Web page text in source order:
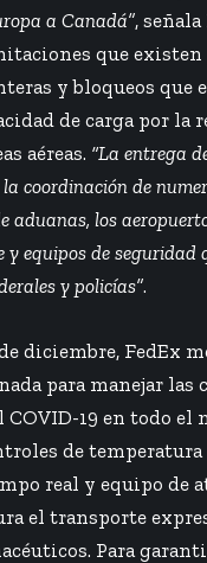
a Canadá”, señala
que existen
y bloqueos que
de carga por la
aéreas. “La entrega
coordinación de
aduanas, los
equipos de seguridad
y policías”.
diciembre, FedEx
para manejar las
COVID-19 en todo el
de temperatura
real y equipo de
el transporte
Para